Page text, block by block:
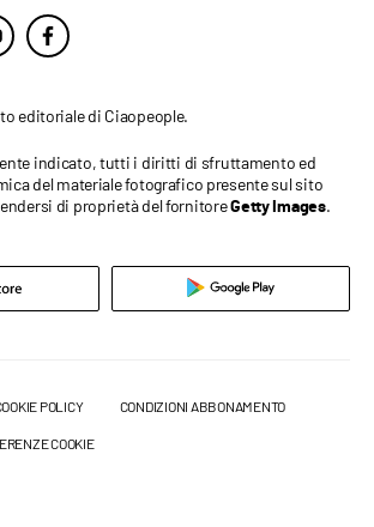
editoriale di Ciaopeople.
indicato, tutti i diritti di sfruttamento ed
del materiale fotografico presente sul sito
di proprietà del fornitoreGetty Images.
POLICY CONDIZIONI ABBONAMENTO
COOKIE